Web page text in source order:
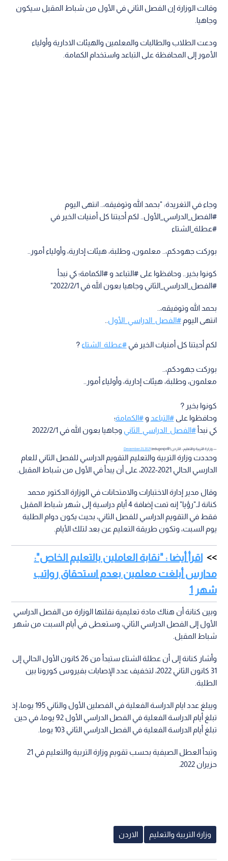
وقالت الوزارة إن الفصل الثاني في الأول من شباط المقبل سيكون
وجاهيا.
ودعت الطلاب والطالبات والمعلمين والهيئات الادارية وأولياء
الأمور إلى المحافظة على التباعد واستخدام الكمامة.
وجاء في التغريدة: "بحمد الله وتوفيقه،.. انتهى اليوم
#الفصل_الدراسي_الأول.. لكم أحبتنا كل أمنيات الخير في
#عطلة_الشتاء
بوركت جهودكم،.. معلمون، وطلبة، هيئات إدارية، وأولياء أمور..
كونوا بخير.. وحافظوا على #التباعد و #الكمامة؛ كي نبدأ
#الفصل_الدراسي_الثاني وجاهيا بعون الله في 2022/2/1"
بحمد الله وتوفيقه،..
انتهى اليوم#الفصل_الدراسي_الأول
لكم أحبتنا كل أمنيات الخير في#عطلة_الشتاء ?️
بوركت جهودكم،..
معلمون، وطلبة، هيئات إدارية، وأولياء أمور..
كونوا بخير ?
وحافظوا على#التباعد و#الكمامة؛
كي نبدأ#الفصل_الدراسي_الثاني وجاهيا بعون الله في 2022/2/1
— وزارة التربية والتعليم - الأردن (@edugovjo) December 23, 2021
وحددت وزارة التربية والتعليم التقويم الدراسي للفصل الثاني للعام
الدارسي الحالي 2021-2022، على أن يبدأ في الأول من شباط المقبل.
وقال مدير إدارة الاختبارات والامتحانات في الوزارة الدكتور محمد
كنانة لـ"رؤيا" إنه تمت إضافة 4 أيام دراسية إلى شهر شباط المقبل
فقط في التقويم الدراسي للفصل الثاني، بحيث يكون دوام الطلبة
يوم السبت، وتكون طريقة التعليم عن بعد لتلك الأيام.
اقرأ أيضا : "نقابة العاملين بالتعليم الخاص":
مدارس أبلغت معلمين بعدم استحقاق رواتب
شهر 1
وبين كنانة أن هناك مادة تعليمية نقلتها الوزارة من الفصل الدراسي
الأول إلى الفصل الدراسي الثاني، وستعطى في أيام السبت من شهر
شباط المقبل.
وأشار كنانة إلى أن عطلة الشتاء ستبدأ من 26 كانون الأول الحالي إلى
31 كانون الثاني 2022، لتخفيف عدد الإصابات بفيروس كورونا بين
الطلبة.
ويبلغ عدد ايام الدراسة الفعلية في الفصلين الأول والثاني 195 يوما، إذ
تبلغ أيام الدراسة الفعلية في الفصل الدراسي الأول 92 يوما، في حين
تبلغ أيام الدراسة الفعلية في الفصل الدراسي الثاني 103 يوما.
وتبدأ العطل الصيفية بحسب تقويم وزارة التربية والتعليم في 21
حزيران 2022.
وزارة التربية والتعليم الاردن